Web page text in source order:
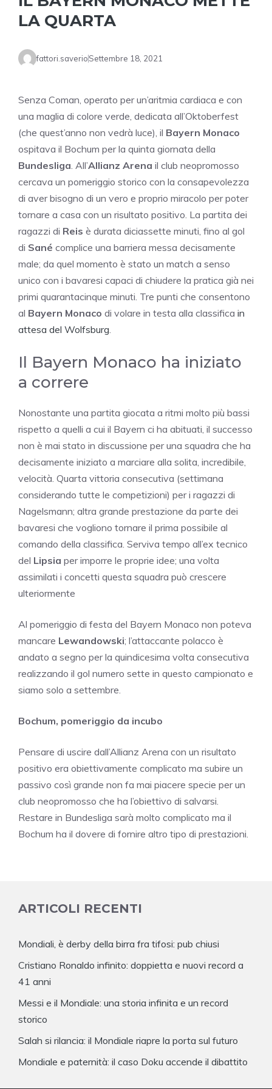
LA QUARTA
fattori.saverioSettembre 18, 2021
Senza Coman, operato per un’aritmia cardiaca e con
una maglia di colore verde, dedicata all’Oktoberfest
(che quest’anno non vedrà luce), il Bayern Monaco
ospitava il Bochum per la quinta giornata della
Bundesliga. All’Allianz Arena il club neopromosso
cercava un pomeriggio storico con la consapevolezza
di aver bisogno di un vero e proprio miracolo per poter
tornare a casa con un risultato positivo. La partita dei
ragazzi di Reis è durata diciassette minuti, fino al gol
di Sané complice una barriera messa decisamente
male; da quel momento è stato un match a senso
unico con i bavaresi capaci di chiudere la pratica già nei
primi quarantacinque minuti. Tre punti che consentono
al Bayern Monaco di volare in testa alla classifica in
attesa del Wolfsburg.
Il Bayern Monaco ha iniziato
a correre
Nonostante una partita giocata a ritmi molto più bassi
rispetto a quelli a cui il Bayern ci ha abituati, il successo
non è mai stato in discussione per una squadra che ha
decisamente iniziato a marciare alla solita, incredibile,
velocità. Quarta vittoria consecutiva (settimana
considerando tutte le competizioni) per i ragazzi di
Nagelsmann; altra grande prestazione da parte dei
bavaresi che vogliono tornare il prima possibile al
comando della classifica. Serviva tempo all’ex tecnico
del Lipsia per imporre le proprie idee; una volta
assimilati i concetti questa squadra può crescere
ulteriormente
Al pomeriggio di festa del Bayern Monaco non poteva
mancare Lewandowski; l’attaccante polacco è
andato a segno per la quindicesima volta consecutiva
realizzando il gol numero sette in questo campionato e
siamo solo a settembre.
Bochum, pomeriggio da incubo
Pensare di uscire dall’Allianz Arena con un risultato
positivo era obiettivamente complicato ma subire un
passivo così grande non fa mai piacere specie per un
club neopromosso che ha l’obiettivo di salvarsi.
Restare in Bundesliga sarà molto complicato ma il
Bochum ha il dovere di fornire altro tipo di prestazioni.
ARTICOLI RECENTI
Mondiali, è derby della birra fra tifosi: pub chiusi
Cristiano Ronaldo infinito: doppietta e nuovi record a
41 anni
Messi e il Mondiale: una storia infinita e un record
storico
Salah si rilancia: il Mondiale riapre la porta sul futuro
Mondiale e paternità: il caso Doku accende il dibattito